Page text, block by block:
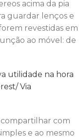
acima da pia
guardar lenços e
revestidas em
ao móvel: de
com
e ao mesmo